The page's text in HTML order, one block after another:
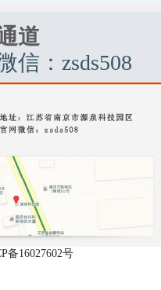
道
信：zsds508
备16027602号